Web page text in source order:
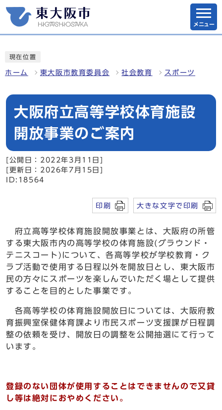
メニュー
現在位置
ホーム 東大阪市教育委員会 社会教育 スポーツ
大阪府立高等学校体育施設
開放事業のご案内
[公開日：2022年3月11日]
[更新日：2026年7月15日]
ID:18564
印刷 大きな文字で印刷
府立高等学校体育施設開放事業とは、大阪府の所管
する東大阪市内の高等学校の体育施設(グラウンド・
テニスコート)について、各高等学校が学校教育・ク
ラブ活動で使用する日程以外を開放日とし、東大阪市
民の方々にスポーツを楽しんでいただく場として提供
することを目的とした事業です。
各高等学校の体育施設開放日については、大阪府教
育振興室保健体育課より市民スポーツ支援課が日程調
整の依頼を受け、開放日の調整を公開抽選にて行って
います。
登録のない団体が使用することはできませんので又貸
し等は絶対におやめください。